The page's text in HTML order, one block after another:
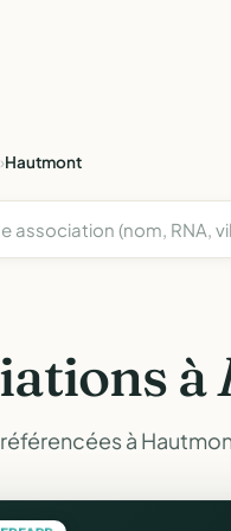
›Hautmont
à
à